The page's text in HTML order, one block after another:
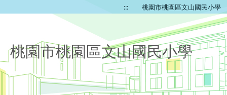
::: 桃園市桃園區文山國民小學
桃園市桃園區文山國民小學